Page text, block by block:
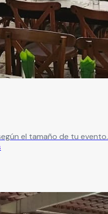
para 40 a 120 invitados, es el